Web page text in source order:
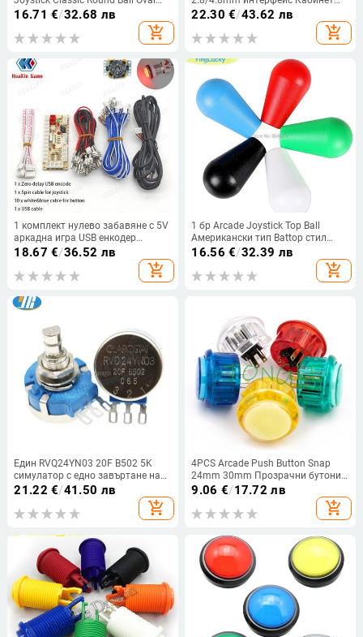
Ball 4/8 Way USB Fighting Stick
Game Controller for Pandora
Console
16.71 €/32.68 лв
add_shopping_cart
Тел Окабеляване 140cm кабел
PCB кабел за Arcade игрови
конзоли Pandora 5V&12V
22.30 €/43.62 лв
add_shopping_cart
1 комплект нулево забавяне с 5V
аркадна игра USB енкодер
Джойстик комплект бутони за
компютър MAME Raspberry Pi
Retropie Проекти Перфектни
18.67 €/36.52 лв
add_shopping_cart
1 бр Arcade Joystick Top Ball
Американски тип Battop стил
Arcade TopBall за LB-35-N SANWA
SEIMITSU Резервна топка за
джойстик
16.56 €/32.39 лв
add_shopping_cart
Един RVQ24YN03 20F B502 5K
симулатор с едно завъртане на
потенциометър от въглеродно
фолио, състезателна игрална
машина, аркадни аксесоари
21.22 €/41.50 лв
add_shopping_cart
4PCS Arcade Push Button Snap
24mm 30mm Прозрачни бутони
за превключване LED осветление
Raspberry Pi MAME PC Pandora
9.06 €/17.72 лв
add_shopping_cart